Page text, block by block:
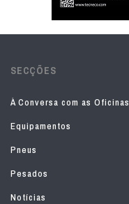
SECÇÕES
À Conversa com as Oficinas
Equipamentos
Pneus
Pesados
Notícias